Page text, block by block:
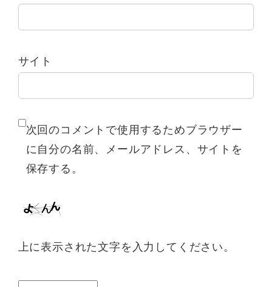
サイト
次回のコメントで使用するためブラウザー
に自分の名前、メールアドレス、サイトを
保存する。
上に表示された文字を入力してください。